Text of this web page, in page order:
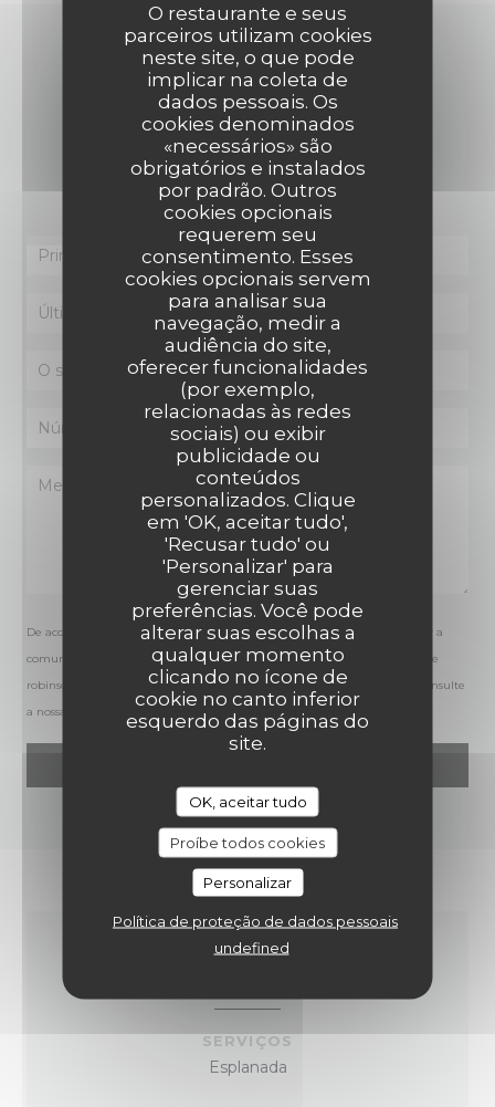
O restaurante e seus
parceiros utilizam cookies
neste site, o que pode
implicar na coleta de
dados pessoais. Os
cookies denominados
«necessários» são
obrigatórios e instalados
por padrão. Outros
cookies opcionais
requerem seu
consentimento. Esses
cookies opcionais servem
para analisar sua
navegação, medir a
audiência do site,
oferecer funcionalidades
(por exemplo,
relacionadas às redes
sociais) ou exibir
publicidade ou
conteúdos
personalizados. Clique
em 'OK, aceitar tudo',
'Recusar tudo' ou
'Personalizar' para
gerenciar suas
preferências. Você pode
alterar suas escolhas a
qualquer momento
clicando no ícone de
cookie no canto inferior
esquerdo das páginas do
site.
OK, aceitar tudo
Proíbe todos cookies
Personalizar
Política de proteção de dados pessoais
undefined
CONTACTE-NOS
Deseja contactar-nos ?
Preencha o formulário abaixo!
De acordo com a legislação de proteção de dados, tem o direito de se opor a
comunicações de marketing. Pode registar-se na Lista Robinson através de
robinson.pt
. Para mais informações sobre o tratamento dos seus dados, consulte
a nossa
SERVIÇOS
Esplanada